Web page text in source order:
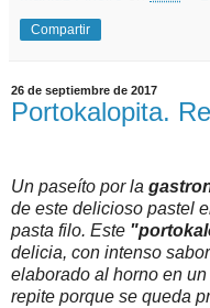
Compartir
26 de septiembre de 2017
Portokalopita.
Un paseíto por la
de este delicioso pastel
pasta filo. Este
delicia, con intenso
elaborado al horno en
repite porque se queda